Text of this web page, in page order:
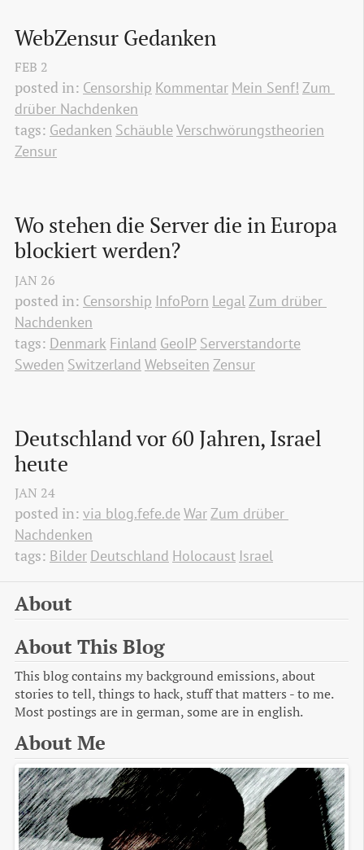
WebZensur Gedanken
FEB 2
posted in: Censorship Kommentar Mein Senf! Zum
drüber Nachdenken
tags: Gedanken Schäuble Verschwörungstheorien
Zensur
Wo stehen die Server die in Europa
blockiert werden?
JAN 26
posted in: Censorship InfoPorn LegalZum drüber
Nachdenken
tags: Denmark Finland GeoIP Serverstandorte
Sweden Switzerland Webseiten Zensur
Deutschland vor 60 Jahren, Israel
heute
JAN 24
posted in: via blog.fefe.de WarZum drüber
Nachdenken
tags: Bilder Deutschland Holocaust Israel
About
About This Blog
This blog contains my background emissions, about
stories to tell, things to hack, stuff that matters - to me.
Most postings are in german, some are in english.
About Me